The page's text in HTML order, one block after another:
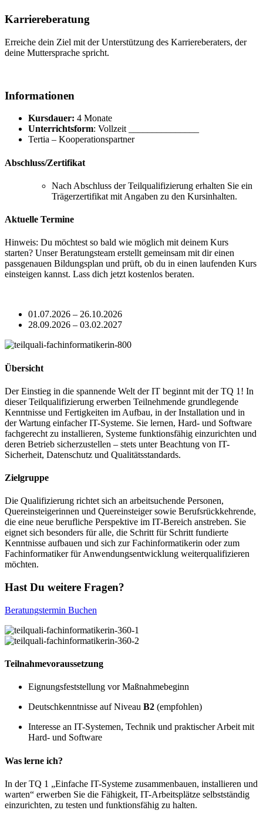
Karriereberatung
Erreiche dein Ziel mit der Unterstützung des Karriereberaters, der
deine Muttersprache spricht.
Informationen
Kursdauer: 4 Monate
Unterrichtsform: Vollzeit _______________
Tertia – Kooperationspartner
Abschluss/Zertifikat
Nach Abschluss der Teilqualifizierung erhalten Sie ein
Trägerzertifikat mit Angaben zu den Kursinhalten.
Aktuelle Termine
Hinweis: Du möchtest so bald wie möglich mit deinem Kurs
starten? Unser Beratungsteam erstellt gemeinsam mit dir einen
passgenauen Bildungsplan und prüft, ob du in einen laufenden Kurs
einsteigen kannst. Lass dich jetzt kostenlos beraten.
01.07.2026 – 26.10.2026
28.09.2026 – 03.02.2027
Übersicht
Der Einstieg in die spannende Welt der IT beginnt mit der TQ 1! In
dieser Teilqualifizierung erwerben Teilnehmende grundlegende
Kenntnisse und Fertigkeiten im Aufbau, in der Installation und in
der Wartung einfacher IT-Systeme. Sie lernen, Hard- und Software
fachgerecht zu installieren, Systeme funktionsfähig einzurichten und
deren Betrieb sicherzustellen – stets unter Beachtung von IT-
Sicherheit, Datenschutz und Qualitätsstandards.
Zielgruppe
Die Qualifizierung richtet sich an arbeitsuchende Personen,
Quereinsteigerinnen und Quereinsteiger sowie Berufsrückkehrende,
die eine neue berufliche Perspektive im IT-Bereich anstreben. Sie
eignet sich besonders für alle, die Schritt für Schritt fundierte
Kenntnisse aufbauen und sich zur Fachinformatikerin oder zum
Fachinformatiker für Anwendungsentwicklung weiterqualifizieren
möchten.
Hast Du weitere Fragen?
Beratungstermin Buchen
Teilnahmevoraussetzung
Eignungsfeststellung vor Maßnahmebeginn
Deutschkenntnisse auf Niveau B2 (empfohlen)
Interesse an IT-Systemen, Technik und praktischer Arbeit mit
Hard- und Software
Was lerne ich?
In der TQ 1 „Einfache IT-Systeme zusammenbauen, installieren und
warten“ erwerben Sie die Fähigkeit, IT-Arbeitsplätze selbstständig
einzurichten, zu testen und funktionsfähig zu halten.